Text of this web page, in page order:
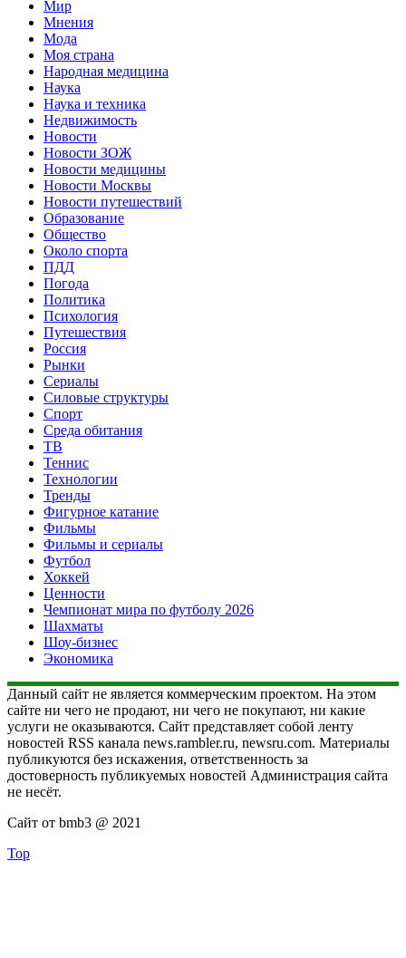
Мир
Мнения
Мода
Моя страна
Народная медицина
Наука
Наука и техника
Недвижимость
Новости
Новости ЗОЖ
Новости медицины
Новости Москвы
Новости путешествий
Образование
Общество
Около спорта
ПДД
Погода
Политика
Психология
Путешествия
Россия
Рынки
Сериалы
Силовые структуры
Спорт
Среда обитания
ТВ
Теннис
Технологии
Тренды
Фигурное катание
Фильмы
Фильмы и сериалы
Футбол
Хоккей
Ценности
Чемпионат мира по футболу 2026
Шахматы
Шоу-бизнес
Экономика
Данный сайт не является коммерческим проектом. На этом
сайте ни чего не продают, ни чего не покупают, ни какие
услуги не оказываются. Сайт представляет собой ленту
новостей RSS канала news.rambler.ru, newsru.com. Материалы
публикуются без искажения, ответственность за
достоверность публикуемых новостей Администрация сайта
не несёт.
Сайт от bmb3 @ 2021
Top